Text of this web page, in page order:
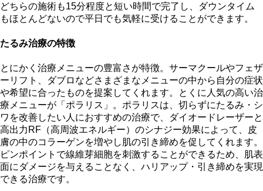
どちらの施術も15分程度と短い時間で完了し、ダウンタイム
もほとんどないので平日でも気軽に受けることができます。
たるみ治療の特徴
とにかく治療メニューの豊富さが特徴。サーマクールやフェザ
ーリフト、ダブロなどさまざまなメニューの中から自分の症状
や希望に合ったものを提案してくれます。とくに人気の高い治
療メニューが「ポラリス」。ポラリスは、切らずにたるみ・シ
ワを改善したい人におすすめの治療で、ダイオードレーザーと
高出力RF（高周波エネルギー）のシナジー効果によって、皮
膚の中のコラーゲンを増やし肌の引き締めを促してくれます。
ピンポイントで線維芽細胞を刺激することができるため、肌表
面にダメージを与えることなく、ハリアップ・引き締めを実現
できる治療です。